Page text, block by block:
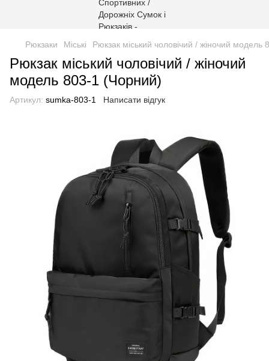
Рюкзаки Міські Рюкзак міський чоловічий / жіночий
Рюкзак міський чоловічий / жіночий
модель 803-1 (Чорний)
Артикул: sumka-803-1 Написати відгук